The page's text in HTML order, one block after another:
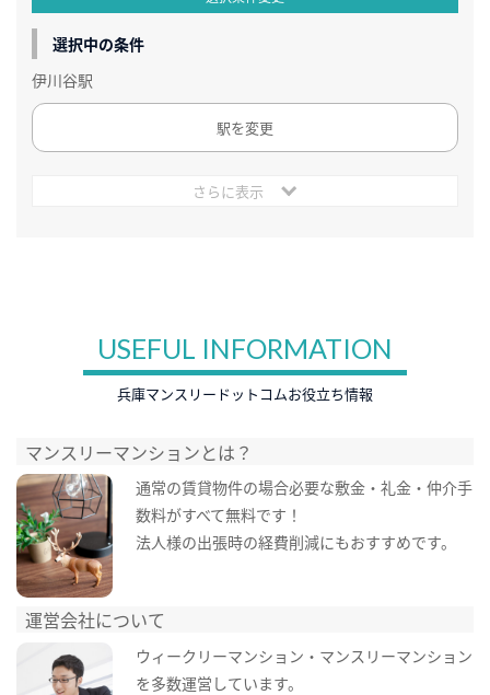
選択中の条件
伊川谷駅
駅を変更
さらに表示
USEFUL INFORMATION
兵庫マンスリードットコムお役立ち情報
マンスリーマンションとは？
通常の賃貸物件の場合必要な敷金・礼金・仲介手
数料がすべて無料です！
法人様の出張時の経費削減にもおすすめです。
運営会社について
ウィークリーマンション・マンスリーマンション
を多数運営しています。